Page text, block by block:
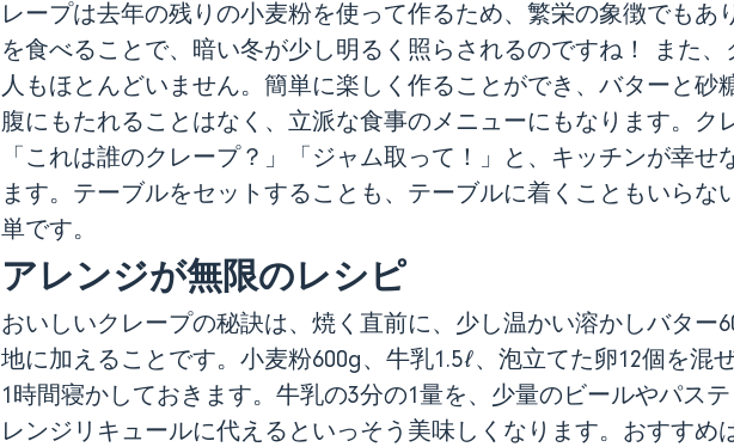
レープは去年の残りの小麦粉を使って作るため、繁栄の象徴でもあ
を食べることで、暗い冬が少し明るく照らされるのですね！ また、
人もほとんどいません。簡単に楽しく作ることができ、バターと砂
腹にもたれることはなく、立派な食事のメニューにもなります。ク
「これは誰のクレープ？」「ジャム取って！」と、キッチンが幸せ
ます。テーブルをセットすることも、テーブルに着くこともいらな
単です。
アレンジが無限のレシピ
おいしいクレープの秘訣は、焼く直前に、少し温かい溶かしバター
地に加えることです。小麦粉600g、牛乳1.5ℓ、泡立てた卵12個を混
1時間寝かしておきます。牛乳の3分の1量を、少量のビールやパス
レンジリキュールに代えるといっそう美味しくなります。おすすめ